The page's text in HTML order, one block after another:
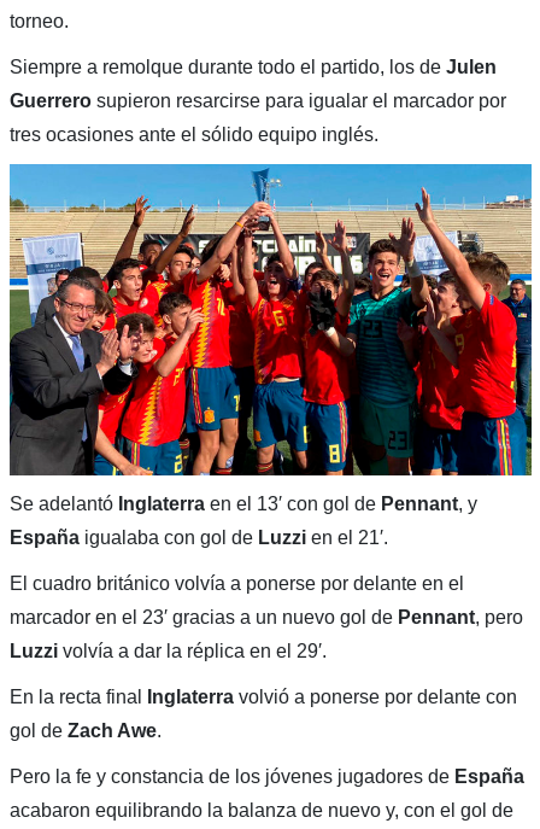
torneo.
Siempre a remolque durante todo el partido, los deJulen
Guerrerosupieron resarcirse para igualar el marcador por
tres ocasiones ante el sólido equipo inglés.
Se adelantó Inglaterraen el 13′ con gol de Pennant, y
Españaigualaba con gol de Luzzien el 21′.
El cuadro británico volvía a ponerse por delante en el
marcador en el 23′ gracias a un nuevo gol de Pennant, pero
Luzzivolvía a dar la réplica en el 29′.
En la recta final Inglaterravolvió a ponerse por delante con
gol de Zach Awe.
Pero la fe y constancia de los jóvenes jugadores de España
acabaron equilibrando la balanza de nuevo y, con el gol de